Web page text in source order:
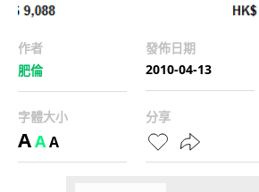
作者
肥倫
發佈日期
2010-04-13
字體大小
AAA
分享